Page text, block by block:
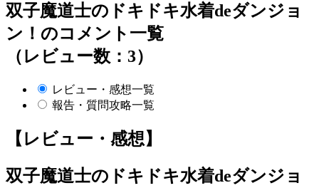
双子魔道士のドキドキ水着deダンジョ
ン！のコメント一覧
（レビュー数：3）
レビュー・感想一覧
報告・質問攻略一覧
【レビュー・感想】
双子魔道士のドキドキ水着deダンジョ